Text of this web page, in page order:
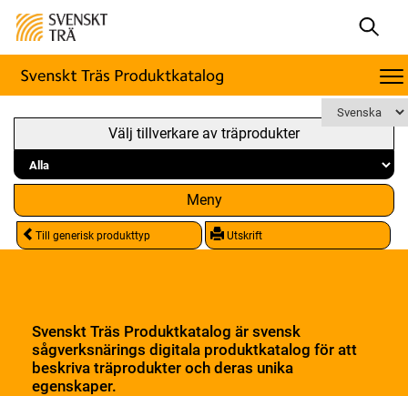
Välj tillverkare av träprodukter
Meny
Till generisk produkttyp Utskrift
Svenskt Träs Produktkatalog är svensk
sågverksnärings digitala produktkatalog för att
beskriva träprodukter och deras unika
egenskaper.